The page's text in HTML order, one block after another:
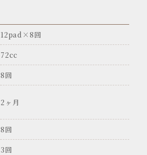
12pad×8回
72cc
8回
2ヶ月
8回
3回